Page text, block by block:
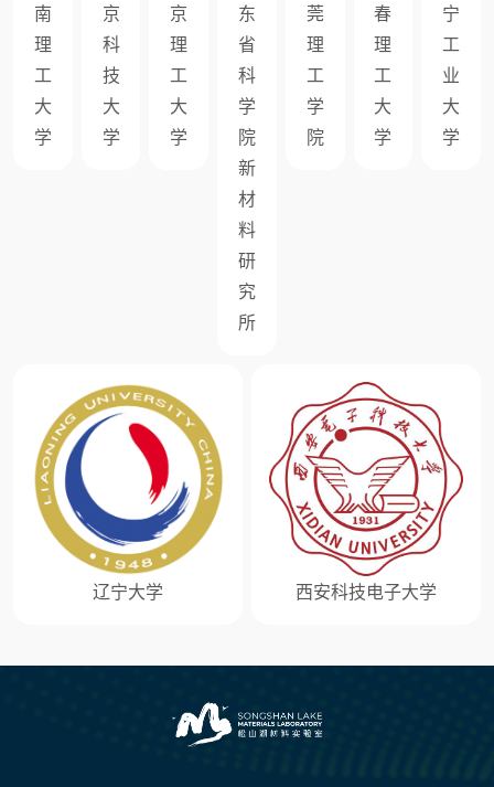
南
理
工
大
学
京
科
技
大
学
京
理
工
大
学
东
省
科
学
院
新
材
料
研
究
所
莞
理
工
学
院
春
理
工
大
学
宁
工
业
大
学
辽宁大学 西安科技电子大学